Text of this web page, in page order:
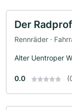
Der
Rennräder ·
Alter Uentroper
0.0